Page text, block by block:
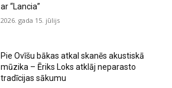
ar “Lancia”
2026. gada 15. jūlijs
Pie Ovīšu bākas atkal skanēs akustiskā
mūzika – Ēriks Loks atklāj neparasto
tradīcijas sākumu